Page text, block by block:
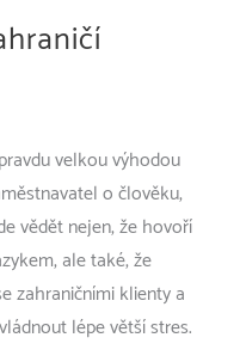
velkou výhodou
o člověku,
vědět nejen, že hovoří
ale také, že
zahraničními klienty a
lépe větší stres.